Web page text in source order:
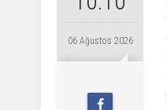
06 Ağustos 2026